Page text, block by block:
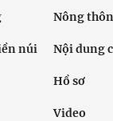
Nông
núi Nội dung
Hồ sơ
Video